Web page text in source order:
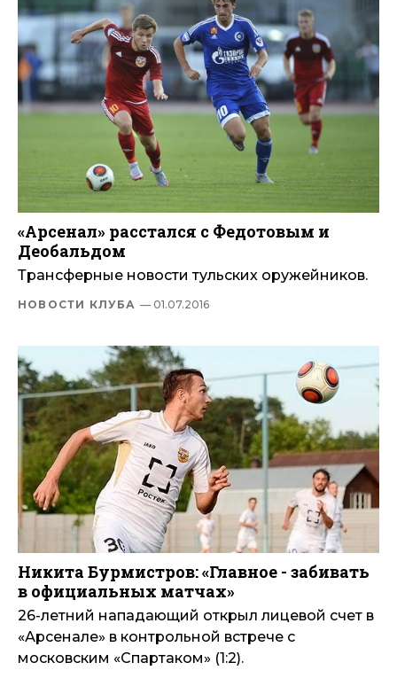
«Арсенал» расстался с Федотовым и
Деобальдом
Трансферные новости тульских оружейников.
НОВОСТИ КЛУБА — 01.07.2016
Никита Бурмистров: «Главное - забивать
в официальных матчах»
26-летний нападающий открыл лицевой счет в
«Арсенале» в контрольной встрече с
московским «Спартаком» (1:2).